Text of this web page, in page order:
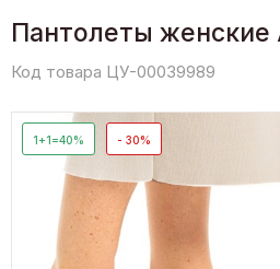
Пантолеты женские
Код товара ЦУ-00039989
1+1=40% - 30%